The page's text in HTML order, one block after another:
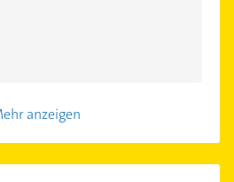
anzeigen